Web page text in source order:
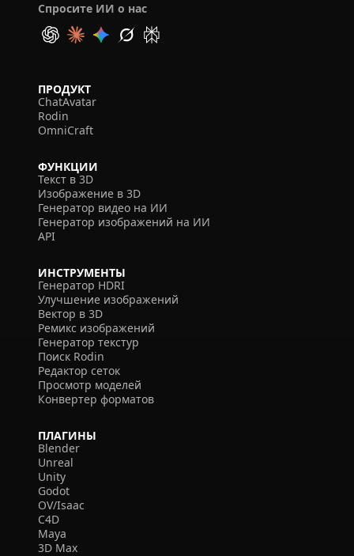
Спросите ИИ о нас
ПРОДУКТ
ChatAvatar
Rodin
OmniCraft
ФУНКЦИИ
Текст в 3D
Изображение в 3D
Генератор видео на ИИ
Генератор изображений на ИИ
API
ИНСТРУМЕНТЫ
Генератор HDRI
Улучшение изображений
Вектор в 3D
Ремикс изображений
Генератор текстур
Поиск Rodin
Редактор сеток
Просмотр моделей
Конвертер форматов
ПЛАГИНЫ
Blender
Unreal
Unity
Godot
OV/Isaac
C4D
Maya
3D Max